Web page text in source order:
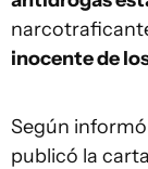
inocente de
Según
publicó la